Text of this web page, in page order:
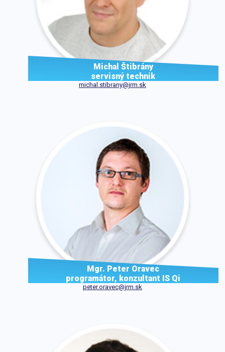
Michal Štibrány
servisný technik
michal.stibrany@jrm.sk
Mgr. Peter Oravec
programátor, konzultant IS Qi
peter.oravec@jrm.sk